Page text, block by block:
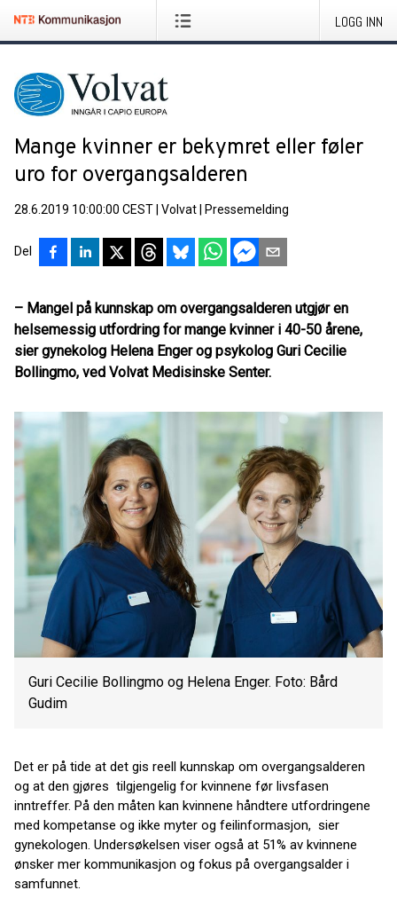
LOGG INN
Mange kvinner er bekymret eller føler
uro for overgangsalderen
28.6.2019 10:00:00 CEST Volvat Pressemelding
Del
– Mangel på kunnskap om overgangsalderen utgjør en
helsemessig utfordring for mange kvinner i 40-50 årene,
sier gynekolog Helena Enger og psykolog Guri Cecilie
Bollingmo, ved Volvat Medisinske Senter.
Guri Cecilie Bollingmo og Helena Enger. Foto: Bård
Gudim
Det er på tide at det gis reell kunnskap om overgangsalderen
og at den gjøres tilgjengelig for kvinnene før livsfasen
inntreffer. På den måten kan kvinnene håndtere utfordringene
med kompetanse og ikke myter og feilinformasjon, sier
gynekologen. Undersøkelsen viser også at 51% av kvinnene
ønsker mer kommunikasjon og fokus på overgangsalder i
samfunnet.